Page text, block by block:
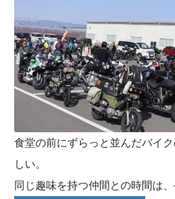
食堂の前にずらっと並んだバイ
しい。
同じ趣味を持つ仲間との時間は